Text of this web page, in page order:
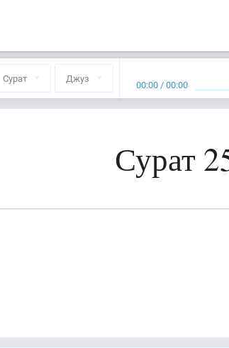
Сурат Джуз 00:00 /00:00
Сурат